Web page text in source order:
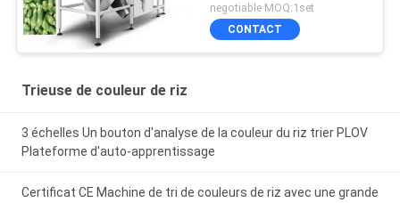
negotiable MOQ:1set
CONTACT
Trieuse de couleur de riz
3 échelles Un bouton d'analyse de la couleur du riz trier PLOV
Plateforme d'auto-apprentissage
Certificat CE Machine de tri de couleurs de riz avec une grande